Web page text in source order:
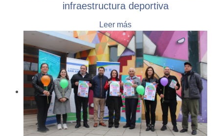
infraestructura deportiva
Leer más